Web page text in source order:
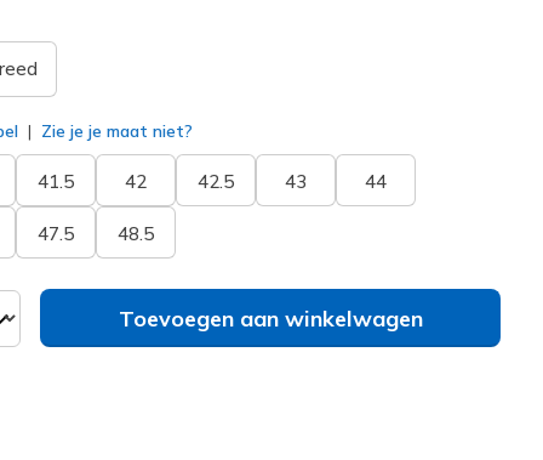
Zie je je maat niet?
41.5 42 42.5 43 44
47.5 48.5
Toevoegen aan winkelwagen